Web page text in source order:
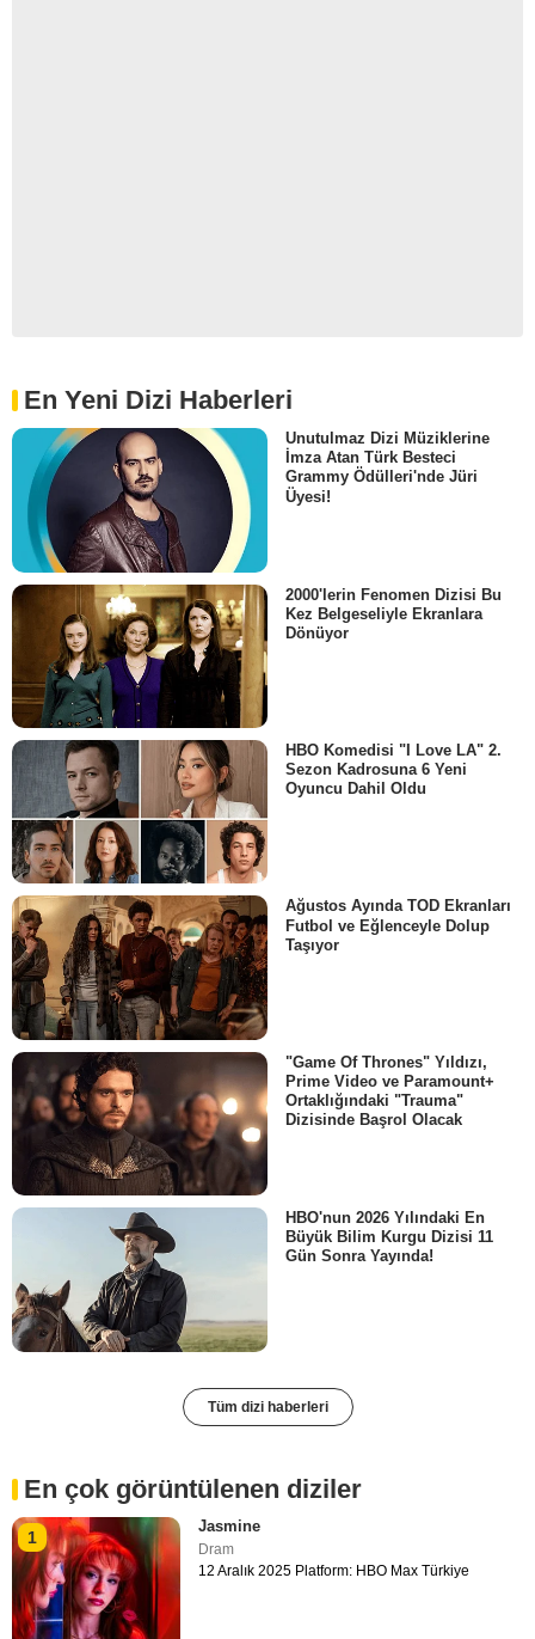
En Yeni Dizi Haberleri
Unutulmaz Dizi Müziklerine
İmza Atan Türk Besteci
Grammy Ödülleri'nde Jüri
Üyesi!
2000'lerin Fenomen Dizisi Bu
Kez Belgeseliyle Ekranlara
Dönüyor
HBO Komedisi "I Love LA" 2.
Sezon Kadrosuna 6 Yeni
Oyuncu Dahil Oldu
Ağustos Ayında TOD Ekranları
Futbol ve Eğlenceyle Dolup
Taşıyor
"Game Of Thrones" Yıldızı,
Prime Video ve Paramount+
Ortaklığındaki "Trauma"
Dizisinde Başrol Olacak
HBO'nun 2026 Yılındaki En
Büyük Bilim Kurgu Dizisi 11
Gün Sonra Yayında!
Tüm dizi haberleri
En çok görüntülenen diziler
1
Jasmine
Dram
12 Aralık 2025 Platform: HBO Max Türkiye